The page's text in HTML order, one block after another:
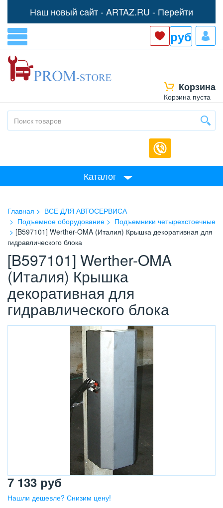
Наш новый сайт -ARTAZ.RU - Перейти
руб
Корзина
Корзина пуста
Каталог
Главная
ВСЕ ДЛЯ АВТОСЕРВИСА
Подъемное оборудование
Подъемники четырехстоечные
[B597101] Werther-OMA (Италия) Крышка декоративная для
гидравлического блока
[B597101] Werther-OMA
(Италия) Крышка
декоративная для
гидравлического блока
7 133 руб
Нашли дешевле? Снизим цену!